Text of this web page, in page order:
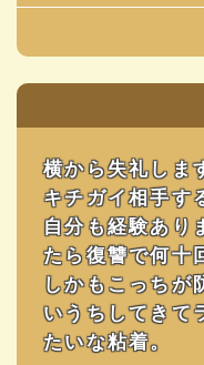
横から失礼しま
キチガイ相手す
自分も経験あり
たら復讐で何十
しかもこっちが
いうちしてきて
たいな粘着。